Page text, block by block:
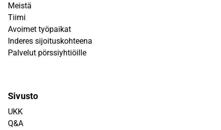
Meistä
Tiimi
Avoimet työpaikat
Inderes sijoituskohteena
Palvelut pörssiyhtiöille
Sivusto
UKK
Q&A